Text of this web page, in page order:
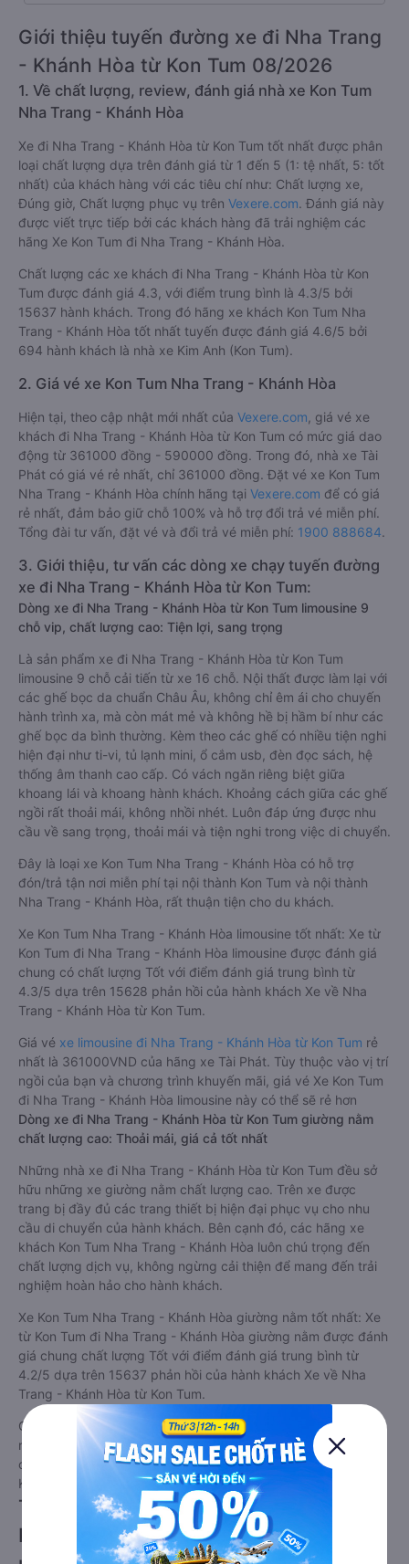
Giới thiệu tuyến đường xe đi Nha Trang
- Khánh Hòa từ Kon Tum 08/2026
1. Về chất lượng, review, đánh giá nhà xe Kon Tum
Nha Trang - Khánh Hòa
Xe đi Nha Trang - Khánh Hòa từ Kon Tum tốt nhất được phân
loại chất lượng dựa trên đánh giá từ 1 đến 5 (1: tệ nhất, 5: tốt
nhất) của khách hàng với các tiêu chí như: Chất lượng xe,
Đúng giờ, Chất lượng phục vụ trên Vexere.com. Đánh giá này
được viết trực tiếp bởi các khách hàng đã trải nghiệm các
hãng Xe Kon Tum đi Nha Trang - Khánh Hòa.
Chất lượng các xe khách đi Nha Trang - Khánh Hòa từ Kon
Tum được đánh giá 4.3, với điểm trung bình là 4.3/5 bởi
15637 hành khách. Trong đó hãng xe khách Kon Tum Nha
Trang - Khánh Hòa tốt nhất tuyến được đánh giá 4.6/5 bởi
694 hành khách là nhà xe Kim Anh (Kon Tum).
2. Giá vé xe Kon Tum Nha Trang - Khánh Hòa
Hiện tại, theo cập nhật mới nhất của Vexere.com , giá vé xe
khách đi Nha Trang - Khánh Hòa từ Kon Tum có mức giá dao
động từ 361000 đồng - 590000 đồng. Trong đó, nhà xe Tài
Phát có giá vé rẻ nhất, chỉ 361000 đồng. Đặt vé xe Kon Tum
Nha Trang - Khánh Hòa chính hãng tại Vexere.com để có giá
rẻ nhất, đảm bảo giữ chỗ 100% và hỗ trợ đổi trả vé miễn phí.
Tổng đài tư vấn, đặt vé và đổi trả vé miễn phí: 1900 888684.
3. Giới thiệu, tư vấn các dòng xe chạy tuyến đường
xe đi Nha Trang - Khánh Hòa từ Kon Tum:
Dòng xe đi Nha Trang - Khánh Hòa từ Kon Tum limousine 9
chỗ vip, chất lượng cao: Tiện lợi, sang trọng
Là sản phẩm xe đi Nha Trang - Khánh Hòa từ Kon Tum
limousine 9 chỗ cải tiến từ xe 16 chỗ. Nội thất được làm lại với
các ghế bọc da chuẩn Châu Âu, không chỉ êm ái cho chuyến
hành trình xa, mà còn mát mẻ và không hề bị hầm bí như các
ghế bọc da bình thường. Kèm theo các ghế có nhiều tiện nghi
hiện đại như ti-vi, tủ lạnh mini, ổ cắm usb, đèn đọc sách, hệ
thống âm thanh cao cấp. Có vách ngăn riêng biệt giữa
khoang lái và khoang hành khách. Khoảng cách giữa các ghế
ngồi rất thoải mái, không nhồi nhét. Luôn đáp ứng được nhu
cầu về sang trọng, thoải mái và tiện nghi trong việc di chuyển.
Đây là loại xe Kon Tum Nha Trang - Khánh Hòa có hỗ trợ
đón/trả tận nơi miễn phí tại nội thành Kon Tum và nội thành
Nha Trang - Khánh Hòa, rất thuận tiện cho du khách.
Xe Kon Tum Nha Trang - Khánh Hòa limousine tốt nhất: Xe từ
Kon Tum đi Nha Trang - Khánh Hòa limousine được đánh giá
chung có chất lượng Tốt với điểm đánh giá trung bình từ
4.3/5 dựa trên 15628 phản hồi của hành khách Xe về Nha
Trang - Khánh Hòa từ Kon Tum.
Giá vé xe limousine đi Nha Trang - Khánh Hòa từ Kon Tum rẻ
nhất là 361000VND của hãng xe Tài Phát. Tùy thuộc vào vị trí
ngồi của bạn và chương trình khuyến mãi, giá vé Xe Kon Tum
đi Nha Trang - Khánh Hòa limousine này có thể sẽ rẻ hơn
Dòng xe đi Nha Trang - Khánh Hòa từ Kon Tum giường nằm
chất lượng cao: Thoải mái, giá cả tốt nhất
Những nhà xe đi Nha Trang - Khánh Hòa từ Kon Tum đều sở
hữu những xe giường nằm chất lượng cao. Trên xe được
trang bị đầy đủ các trang thiết bị hiện đại phục vụ cho nhu
cầu di chuyển của hành khách. Bên cạnh đó, các hãng xe
khách Kon Tum Nha Trang - Khánh Hòa luôn chú trọng đến
chất lượng dịch vụ, không ngừng cải thiện để mang đến trải
nghiệm hoàn hảo cho hành khách.
Xe Kon Tum Nha Trang - Khánh Hòa giường nằm tốt nhất: Xe
từ Kon Tum đi Nha Trang - Khánh Hòa giường nằm được đánh
giá chung chất lượng Tốt với điểm đánh giá trung bình từ
4.2/5 dựa trên 15637 phản hồi của hành khách Xe về Nha
Trang - Khánh Hòa từ Kon Tum.
Giá vé
xe giường nằm đi Nha Trang - Khánh Hòa từ Kon Tum
rẻ nhất là 361000VND của hãng xe Tài Phát. Tùy thuộc vào
chương trình khuyến mãi, giá vé Xe Kon Tum đi Nha Trang -
Khánh Hòa giường nằm này có thể sẽ rẻ hơn.
Tư vấn TOP 5 xe khách đi Nha Trang -
Khánh Hòa từ Kon Tum chất lượng cao,